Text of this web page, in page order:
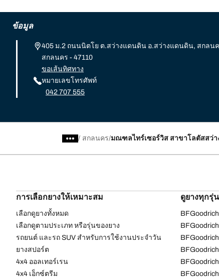
ข้อมูล
405 ม.2 ถนนนิตโย ต.สว่างแดนดิน อ.สว่างแดนดิน, สกลน
สกลนคร - 47110
ขอเส้นทิศทาง
หมายเลขโทรศัพท์
042 707 555
/ สกลนคร มณฑลไทร์เซอร์วิส สาขาโลตัสสว่
การเลือกยางให้เหมาะสม
เลือกดูยางทั้งหมด
เลือกดูตามประเภท หรือรุ่นของยาง
รถยนต์ และรถ SUV สำหรับการใช้งานประจำวัน
ยางสปอร์ต
4x4 ออลเทอร์เรน​
4x4 เอ็กซ์ตรีม​
ดูยางทุกรุ่น